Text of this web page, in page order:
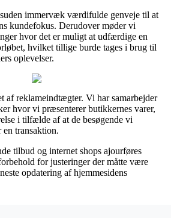
immervæk værdifulde genveje til at
kundefokus. Derudover møder vi
hvor det er muligt at udfærdige en
hvilket tillige burde tages i brug til
oplevelser.
af reklameindtægter. Vi har samarbejder
hvor vi præsenterer butikkernes varer,
i tilfælde af at de besøgende vi
en transaktion.
tilbud og internet shops ajourføres
for justeringer der måtte være
opdatering af hjemmesidens